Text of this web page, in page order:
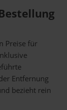
Preise für
Entfernung
bezieht rein